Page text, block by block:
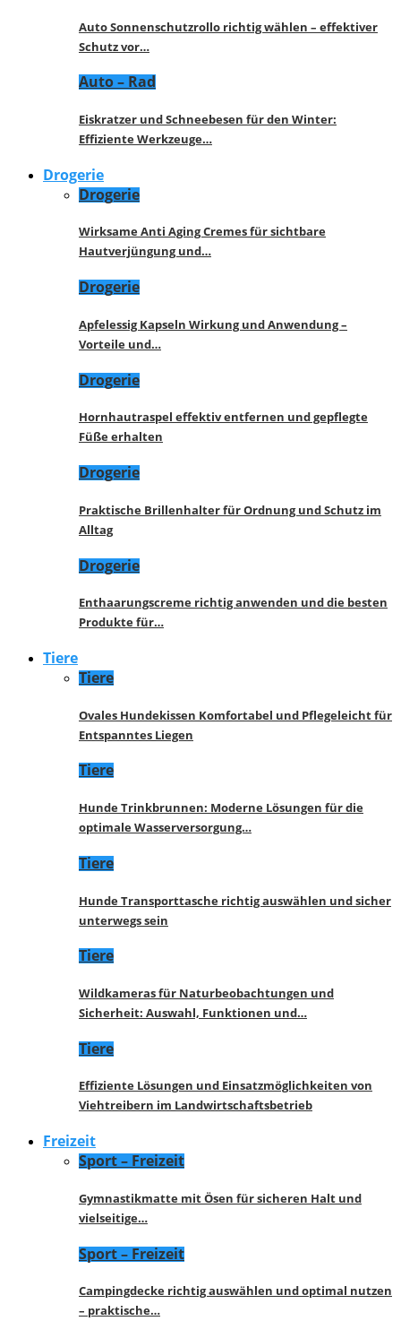
Auto Sonnenschutzrollo richtig wählen – effektiver
Schutz vor…
Auto – Rad
Eiskratzer und Schneebesen für den Winter:
Effiziente Werkzeuge…
Drogerie
Drogerie
Wirksame Anti Aging Cremes für sichtbare
Hautverjüngung und…
Drogerie
Apfelessig Kapseln Wirkung und Anwendung –
Vorteile und…
Drogerie
Hornhautraspel effektiv entfernen und gepflegte
Füße erhalten
Drogerie
Praktische Brillenhalter für Ordnung und Schutz im
Alltag
Drogerie
Enthaarungscreme richtig anwenden und die besten
Produkte für…
Tiere
Tiere
Ovales Hundekissen Komfortabel und Pflegeleicht für
Entspanntes Liegen
Tiere
Hunde Trinkbrunnen: Moderne Lösungen für die
optimale Wasserversorgung…
Tiere
Hunde Transporttasche richtig auswählen und sicher
unterwegs sein
Tiere
Wildkameras für Naturbeobachtungen und
Sicherheit: Auswahl, Funktionen und…
Tiere
Effiziente Lösungen und Einsatzmöglichkeiten von
Viehtreibern im Landwirtschaftsbetrieb
Freizeit
Sport – Freizeit
Gymnastikmatte mit Ösen für sicheren Halt und
vielseitige…
Sport – Freizeit
Campingdecke richtig auswählen und optimal nutzen
– praktische…